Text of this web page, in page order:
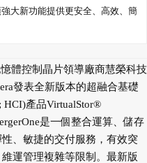
大新功能提供更安全、高效、簡
體控制晶片領導廠商慧榮科技
發表全新版本的超融合基礎
HCI)產品VirtualStor®
是一個整合運算、儲存
、敏捷的交付服務，有效突
運管理複雜等限制。最新版